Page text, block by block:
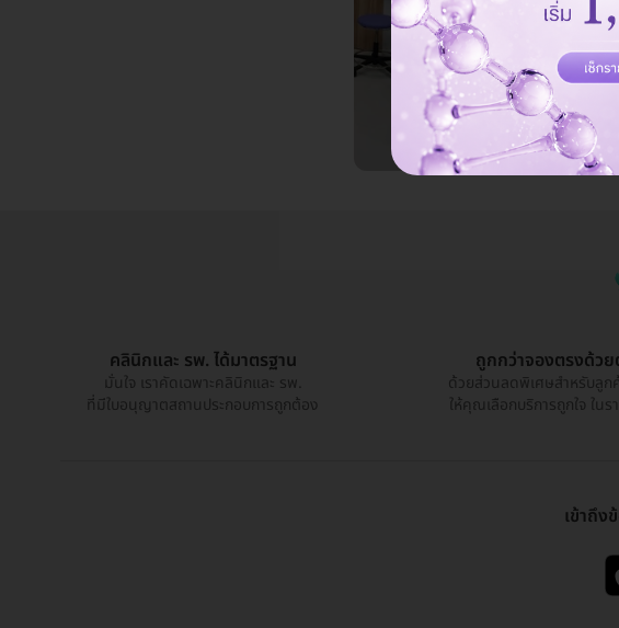
คลินิกและ รพ. ได้มาตรฐาน
มั่นใจ เราคัดเฉพาะคลินิกและ รพ.
ที่มีใบอนุญาตสถานประกอบการถูกต้อง
ถูกกว่าจองตรงด้วย
ด้วยส่วนลดพิเศษสำหรับลูก
ให้คุณเลือกบริการถูกใจ ในร
เข้าถึง